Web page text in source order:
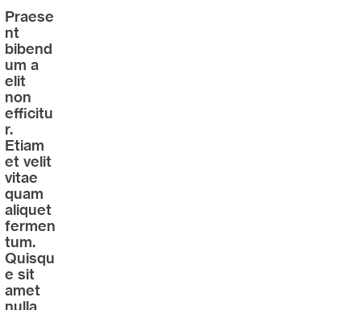
Praese
nt
bibend
um a
elit
non
efficitu
r.
Etiam
et velit
vitae
quam
aliquet
fermen
tum.
Quisqu
e sit
amet
nulla